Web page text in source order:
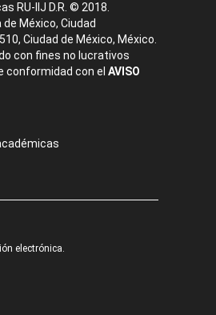
RU-IIJ D.R. © 2018.
México, Ciudad
Ciudad de México, México.
con fines no lucrativos
conformidad con el AVISO
electrónica.